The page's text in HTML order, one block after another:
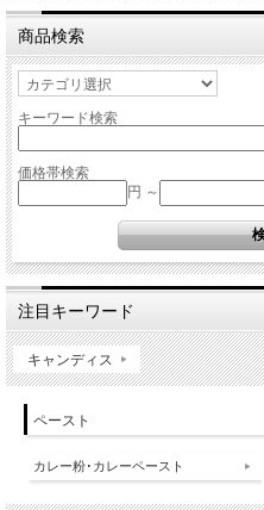
商品検索
キーワード検索
価格帯検索
円 ～
注目キーワード
キャンディス
ペースト
カレー粉･カレーペースト